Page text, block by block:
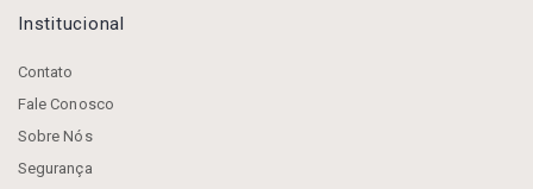
Institucional
Contato
Fale Conosco
Sobre Nós
Segurança